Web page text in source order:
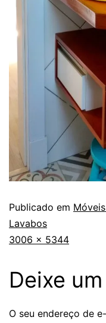
Publicado em
Lavabos
3006 × 5344
Deixe
O seu endereço de